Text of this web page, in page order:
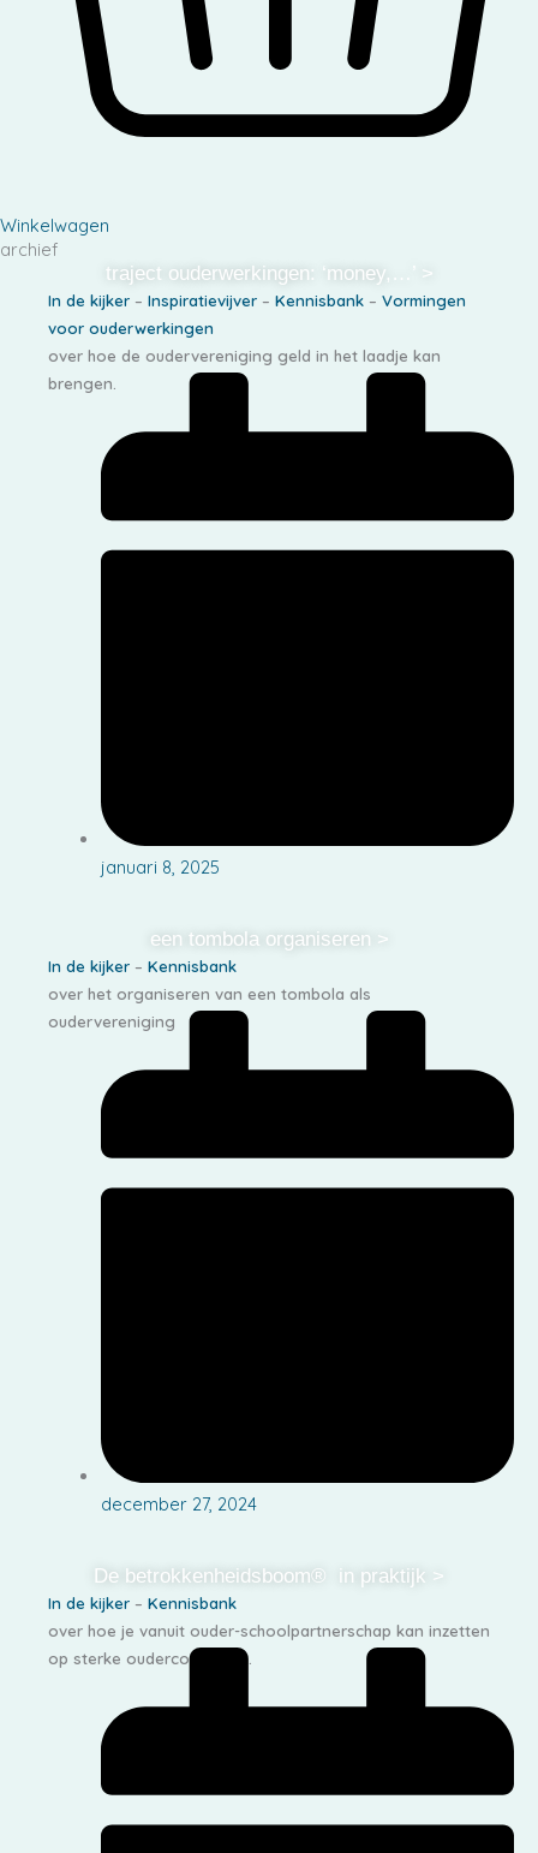
Winkelwagen
archief
traject ouderwerkingen: ‘money,…’ >
In de kijker – Inspiratievijver – Kennisbank – Vormingen
voor ouderwerkingen
over hoe de oudervereniging geld in het laadje kan
brengen.
januari 8, 2025
een tombola organiseren >
In de kijker – Kennisbank
over het organiseren van een tombola als
oudervereniging
december 27, 2024
De betrokkenheidsboom® in praktijk >
In de kijker – Kennisbank
over hoe je vanuit ouder-schoolpartnerschap kan inzetten
op sterke oudercontacten.